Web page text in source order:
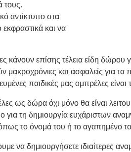
τους.
αντίκτυπο στα
και να
επίσης τέλεια είδη δώρου
μακροχρόνιες και ασφαλείς για
παιδικές μας ομπρέλες
ως δώρα όχι μόνο θα είναι
για τη δημιουργία ευχάριστων
όπως το όνομά του ή το αγαπημένο
να δημιουργήσετε ιδιαίτερες